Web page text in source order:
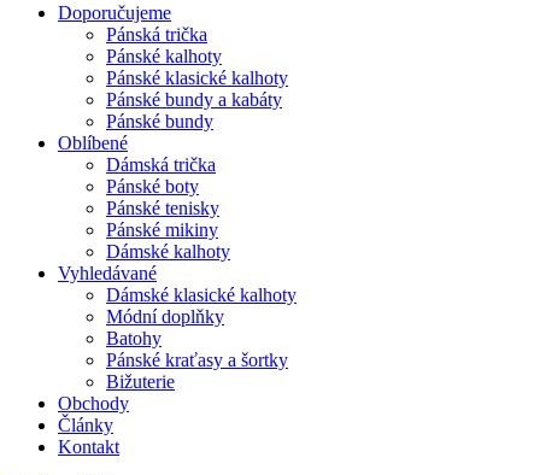
Doporučujeme
Pánská trička
Pánské kalhoty
Pánské klasické kalhoty
Pánské bundy a kabáty
Pánské bundy
Oblíbené
Dámská trička
Pánské boty
Pánské tenisky
Pánské mikiny
Dámské kalhoty
Vyhledávané
Dámské klasické kalhoty
Módní doplňky
Batohy
Pánské kraťasy a šortky
Bižuterie
Obchody
Články
Kontakt